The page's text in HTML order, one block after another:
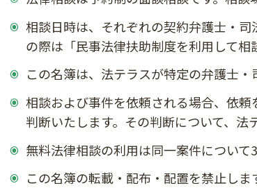
相談日時は、それぞれの契約弁護士・
の際は「民事法律扶助制度を利用して相
この名簿は、法テラスが特定の弁護士
相談および事件を依頼される場合、依
判断いたします。その判断について、法
無料法律相談の利用は同一案件について3
この名簿の転載・配布・配置を禁止しま